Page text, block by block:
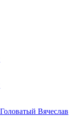
Вячеслав